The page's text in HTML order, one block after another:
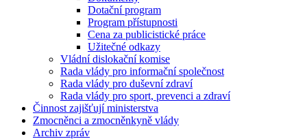
Dotační program
Program přístupnosti
Cena za publicistické práce
Užitečné odkazy
Vládní dislokační komise
Rada vlády pro informační společnost
Rada vlády pro duševní zdraví
Rada vlády pro sport, prevenci a zdraví
Činnost zajišťují ministerstva
Zmocněnci a zmocněnkyně vlády
Archiv zpráv